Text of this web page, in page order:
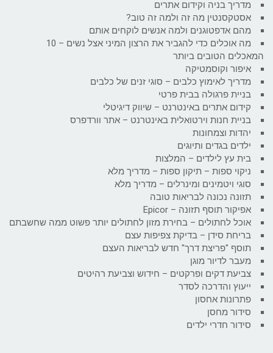
מדריך בניה וקידום אתרים
אסטקסנטין מה זה ולמה זה טוב?
מהם אדפטוגנים ולמה אנשים לוקחים אותם
מה אוכלים כדי להגביר את הרצון המיני אצל נשים – 10
המאכלים הטובים ביותר
איפור וקוסמטיקה
מדריך לאימוץ כלבים – סוגי זנים של כלבים
בניית פרגולה בבית פרטי
קידום אתרים באינטרנט – שיווק דיגיטלי
בניית חנות וירטואלית באינטרנט – אתר וורדפרס
יהדות וצמחונות
ילדים בגדים ותיוגים
בית עץ לילדים – המלצות
ניקוי ספות – תיקון ספות – מדריך מלא
סוגי ויטמינים ומינרלים – מדריך מלא
תזונה נכונה לבריאות טובה
אפיקור תוסף תזונה – Epicor
אוכל לחתולים – בחירת מזון לחתולים יותר פשוט ממה שחשבתם
בריחת סידן – בדיקת צפיפות עצם
תוסף "פריצת דרך" חדש לבריאות העצם
מעבר לדיור מוגן
צביעת דקים ופרקטים – חידוש וצביעת רהיטים
ייעוץ והדרכה לסדר
פתרונות אחסון
סידור מחסן
סידור חדרי ילדים